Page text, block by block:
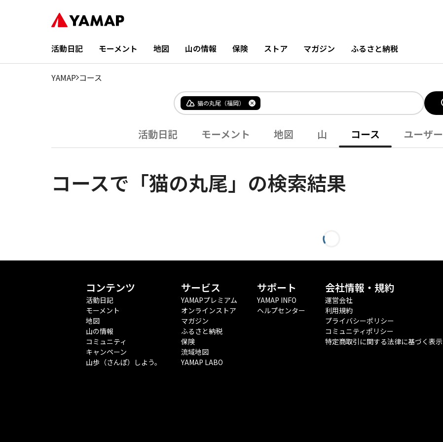
活動日記 モーメント 地図 山の情報 保険 ストア マガジン ふるさと納税
YAMAP コース
猫の丸尾（福岡）
活動日記 モーメント 地図 山 コース ユーザー
コースで「猫の丸尾」の検索結果
コンテンツ
活動日記
モーメント
地図
山の情報
コミュニティ
キャンペーン
山歩（さんぽ）しよう。
サービス
YAMAPプレミアム
オンラインストア
マガジン
ふるさと納税
保険
流域地図
YAMAP LABO
サポート
YAMAP INFO
ヘルプセンター
会社情報・規約
運営会社
利用規約
プライバシーポリシー
コミュニティポリシー
特定商取引に関する法律に基づく表示